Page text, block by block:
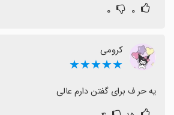
۰ ۰
کرومی
★★★★★
یه حر ف برای گفتن دارم عالی